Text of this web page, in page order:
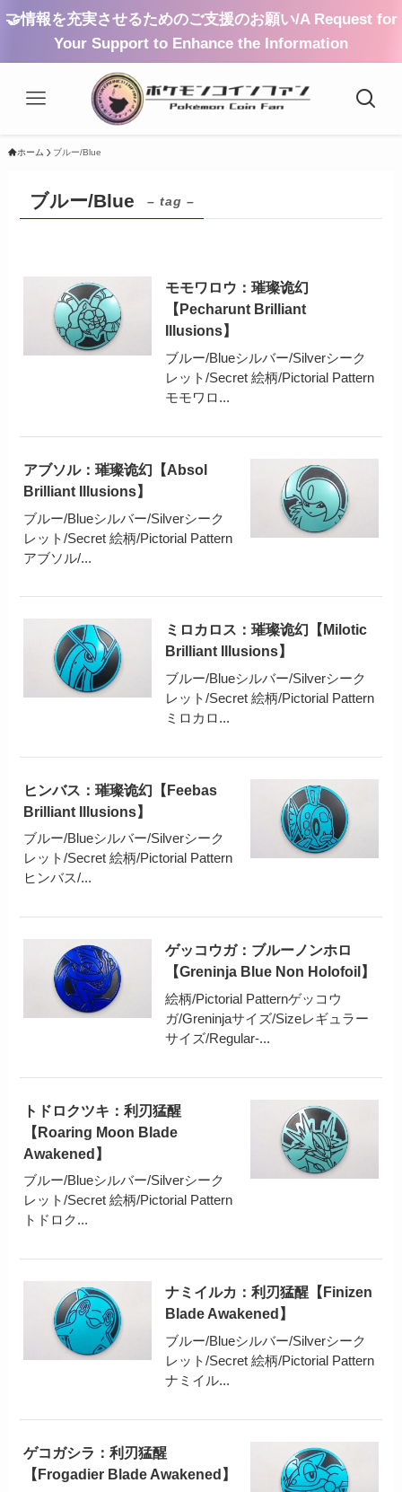
🤝情報を充実させるためのご支援のお願い/A Request for
Your Support to Enhance the Information
ホーム ブルー/Blue
ブルー/Blue – tag –
モモワロウ：璀璨诡幻
【Pecharunt Brilliant
Illusions】
ブルー/Blueシルバー/Silverシーク
レット/Secret 絵柄/Pictorial Pattern
モモワロ...
アブソル：璀璨诡幻【Absol
Brilliant Illusions】
ブルー/Blueシルバー/Silverシーク
レット/Secret 絵柄/Pictorial Pattern
アブソル/...
ミロカロス：璀璨诡幻【Milotic
Brilliant Illusions】
ブルー/Blueシルバー/Silverシーク
レット/Secret 絵柄/Pictorial Pattern
ミロカロ...
ヒンバス：璀璨诡幻【Feebas
Brilliant Illusions】
ブルー/Blueシルバー/Silverシーク
レット/Secret 絵柄/Pictorial Pattern
ヒンバス/...
ゲッコウガ：ブルーノンホロ
【Greninja Blue Non Holofoil】
絵柄/Pictorial Patternゲッコウ
ガ/Greninjaサイズ/Sizeレギュラー
サイズ/Regular-...
トドロクツキ：利刃猛醒
【Roaring Moon Blade
Awakened】
ブルー/Blueシルバー/Silverシーク
レット/Secret 絵柄/Pictorial Pattern
トドロク...
ナミイルカ：利刃猛醒【Finizen
Blade Awakened】
ブルー/Blueシルバー/Silverシーク
レット/Secret 絵柄/Pictorial Pattern
ナミイル...
ゲコガシラ：利刃猛醒
【Frogadier Blade Awakened】